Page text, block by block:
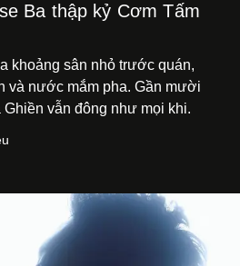
Ba thập kỷ Cơm Tấm
khoảng sân nhỏ trước quán,
và nước mắm pha. Gần mười
vẫn đông như mọi khi.